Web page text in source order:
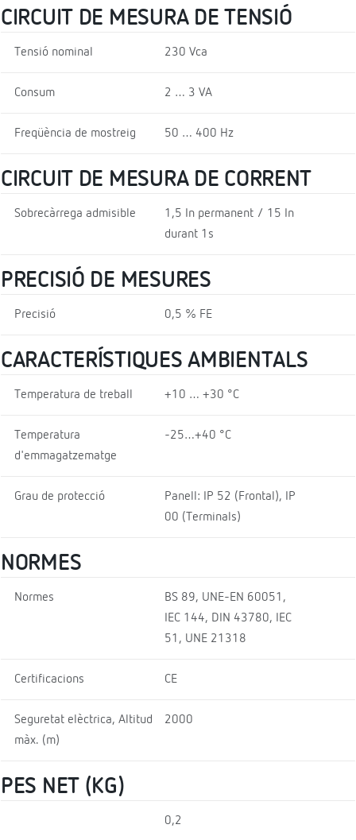
CIRCUIT DE MESURA DE TENSIÓ
Tensió nominal 230 Vca
Consum 2 … 3 VA
Freqüència de mostreig 50 … 400 Hz
CIRCUIT DE MESURA DE CORRENT
Sobrecàrrega admisible
1,5 In permanent / 15 In
durant 1s
PRECISIÓ DE MESURES
Precisió 0,5 % FE
CARACTERÍSTIQUES AMBIENTALS
Temperatura de treball +10 … +30 °C
Temperatura
d'emmagatzematge
-25…+40 °C
Grau de protecció
Panell: IP 52 (Frontal), IP
00 (Terminals)
NORMES
Normes
BS 89, UNE-EN 60051,
IEC 144, DIN 43780, IEC
51, UNE 21318
Certificacions CE
Seguretat elèctrica, Altitud
màx. (m)
2000
PES NET (KG)
0,2